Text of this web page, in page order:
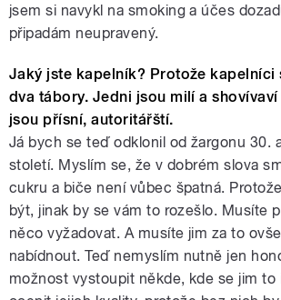
jsem si navykl na smoking a účes
připadám neupravený.
Jaký jste kapelník? Protože kapelníci
dva tábory. Jedni jsou milí a
jsou přísní, autoritářští.
Já bych se teď odklonil od žargonu 30.
století. Myslím se, že v dobrém slova
cukru a biče není vůbec špatná.
být, jinak by se vám to rozešlo. Musíte
něco vyžadovat. A musíte jim za to
nabídnout. Teď nemyslím nutně jen
možnost vystoupit někde, kde se jim to